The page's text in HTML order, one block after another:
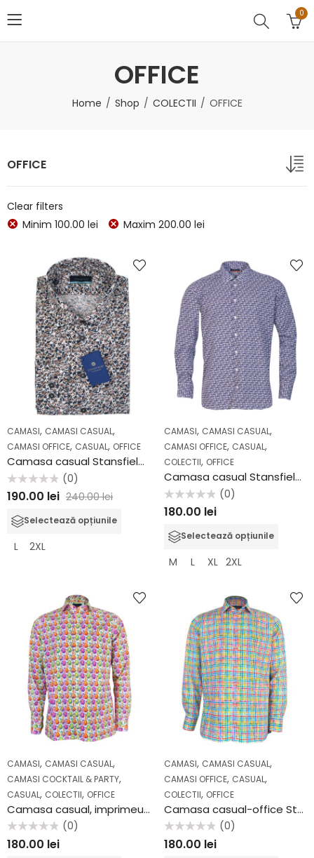
0
OFFICE
Home Shop COLECTII OFFICE
OFFICE
Clear filters
Minim 100.00 lei Maxim 200.00 lei
CAMASI, CAMASI CASUAL,
CAMASI OFFICE, CASUAL, OFFICE
Camasa casual Stansfield AV2008
Evaluat
la
din
(0)
190.00 lei 240.00lei
Selectează opțiunile
L 2XL
CAMASI, CAMASI CASUAL,
CAMASI OFFICE, CASUAL,
COLECTII, OFFICE
Camasa casual Stansfield FW2011
Evaluat
la
din
(0)
180.00 lei
Selectează opțiunile
M L XL 2XL
CAMASI, CAMASI CASUAL,
CAMASI COCKTAIL & PARTY,
CASUAL, COLECTII, OFFICE
Camasa casual, imprimeu chitara 36106
Evaluat
la
(0)
180.00 lei
CAMASI, CAMASI CASUAL,
CAMASI OFFICE, CASUAL,
COLECTII, OFFICE
Camasa casual-office Stansfield Multicolor
Evaluat
la
(0)
180.00 lei